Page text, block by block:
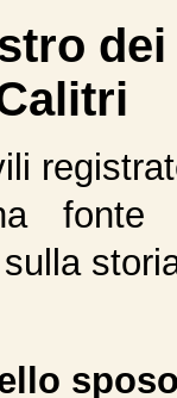
dei
fonte